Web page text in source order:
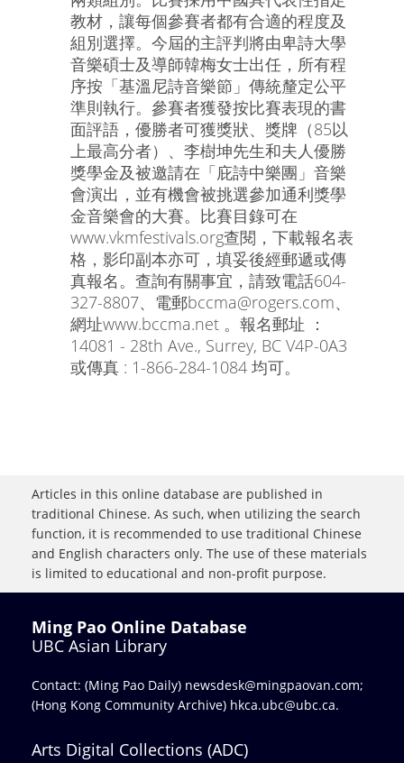
教材，讓每個參賽者都有合適的程度及
組別選擇。今屆的主評判將由卑詩大學
音樂碩士及導師韓梅女士出任，所有程
序按「基溫尼詩音樂節」傳統釐定公平
準則執行。參賽者獲發按比賽表現的書
面評語，優勝者可獲獎狀、獎牌（85以
上最高分者）、李樹坤先生和夫人優勝
獎學金及被邀請在「庇詩中樂團」音樂
會演出，並有機會被挑選參加通利獎學
金音樂會的大賽。比賽目錄可在
www.vkmfestivals.org查閱，下載報名表
格，影印副本亦可，填妥後經郵遞或傳
真報名。查詢有關事宜，請致電話604-
327-8807、電郵bccma@rogers.com、
網址www.bccma.net 。報名郵址 ：
14081 - 28th Ave., Surrey, BC V4P-0A3
或傳真 : 1-866-284-1084 均可。
Articles in this online database are published in
traditional Chinese. As such, when utilizing the search
function, it is recommended to use traditional Chinese
and English characters only. The use of these materials
is limited to educational and non-profit purpose.
Ming Pao Online Database
UBC Asian Library
Contact: (Ming Pao Daily) newsdesk@mingpaovan.com;
(Hong Kong Community Archive) hkca.ubc@ubc.ca.
Arts Digital Collections (ADC)